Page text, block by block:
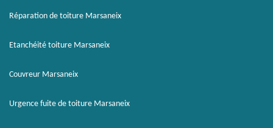
Réparation de toiture Marsaneix
Etanchéité toiture Marsaneix
Couvreur Marsaneix
Urgence fuite de toiture Marsaneix